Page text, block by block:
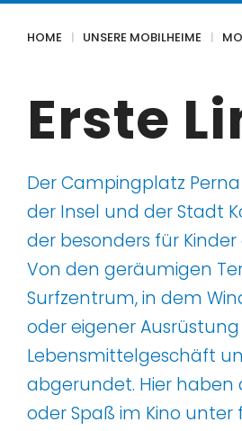
HOME UNSERE MOBILHEIME
Erste
Der Campingplatz
der Insel und der Stadt
der besonders für
Von den geräumigen
Surfzentrum, in dem
oder eigener Ausrüstung
Lebensmittelgeschäft
abgerundet. Hier haben
oder Spaß im Kino